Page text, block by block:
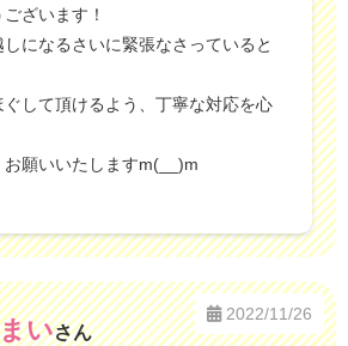
ざいます！
になるさいに緊張なさっていると
して頂けるよう、丁寧な対応を心
願いいたしますm(__)m
いさん
2022/11/26